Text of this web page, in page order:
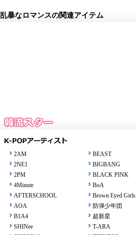
乱暴なロマンスの関連アイテム
2AM
2NE1
2PM
4Minute
AFTERSCHOOL
AOA
B1A4
BEAST
BIGBANG
BLACK PINK
BoA
Brown Eyed Girls
防弾少年団
超新星
SHINee
T-ARA